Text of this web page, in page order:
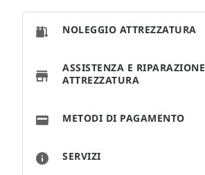
SERVIZI
NOLEGGIO ATTREZZATURA
ASSISTENZA E RIPARAZIONE
ATTREZZATURA
METODI DI PAGAMENTO